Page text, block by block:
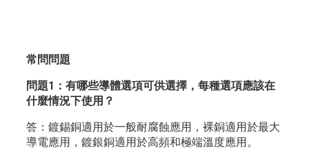
常問問題
問題1：有哪些導體選項可供選擇，每種選項應該在
什麼情況下使用？
答：鍍錫銅適用於一般耐腐蝕應用，裸銅適用於最大
導電應用，鍍銀銅適用於高頻和極端溫度應用。